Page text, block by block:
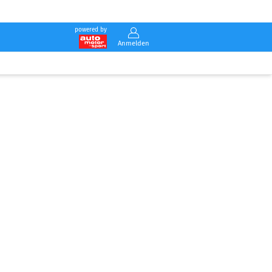
powered by
Anmelden